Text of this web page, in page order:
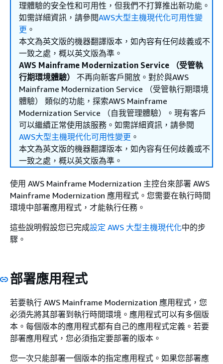
理體驗的安全性和可用性，但我們不打算推出新功能。
如需詳細資訊，請參閱AWS大型主機現代化可用性變
更 。
本文為英文版的機器翻譯版本，如內容有任何歧義或不
一致之處，概以英文版為準。
AWS Mainframe Modernization Service （受管執
行期環境體驗）
不再向新客戶開放。對於與AWS
Mainframe Modernization Service （受管執行期環境
體驗） 類似的功能，探索AWS Mainframe
Modernization Service （自我管理體驗）。現有客戶
可以繼續正常使用該服務。如需詳細資訊，請參閱
AWS大型主機現代化可用性變更 。
本文為英文版的機器翻譯版本，如內容有任何歧義或不
一致之處，概以英文版為準。
使用 AWS Mainframe Modernization 主控台來部署 AWS
Mainframe Modernization 應用程式。您需要在執行時間
環境中部署應用程式，才能執行任務。
這些說明假設您已完成設定 AWS 大型主機現代化中的步
驟。
部署應用程式
若要執行 AWS Mainframe Modernization 應用程式，您
必須先將其部署到執行時間環境。應用程式可以有多個版
本。每個版本的應用程式都有自己的應用程式定義。若要
部署應用程式，您必須指定要部署的版本。
您一次只能部署一個版本的指定應用程式。如果您部署應